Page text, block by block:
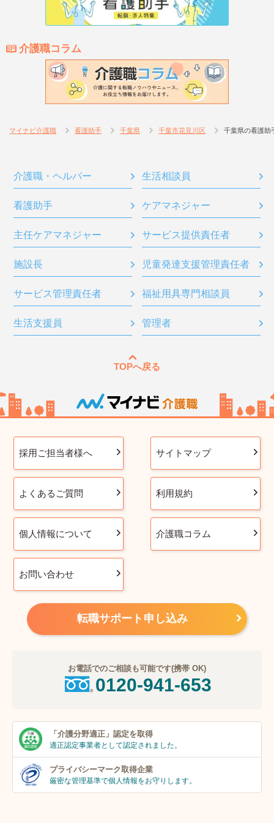
介護職コラム
マイナビ介護職 看護助手 千葉県 千葉市花見川区 千葉県の看護助
介護職・ヘルパー 生活相談員
看護助手 ケアマネジャー
主任ケアマネジャー サービス提供責任者
施設長 児童発達支援管理責任者
サービス管理責任者 福祉用具専門相談員
生活支援員 管理者
TOPへ戻る
採用ご担当者様へ サイトマップ
よくあるご質問 利用規約
個人情報について 介護職コラム
お問い合わせ
転職サポート申し込み
お電話でのご相談も可能です(携帯 OK)
0120-941-653
「介護分野適正」 認定を取得
適正認定事業者として認定されました。
プライバシーマーク取得企業
厳密な管理基準で個人情報をお守りします。